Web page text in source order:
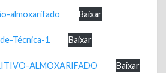
almoxarifado Baixar
Técnica-1 Baixar
ALMOXARIFADO Baixar